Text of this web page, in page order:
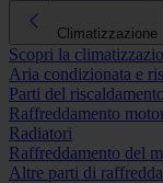
Climatizzazione
Scopri la
Aria condizionata e
Parti del riscaldamento
Raffreddamento
Radiatori
Raffreddamento del
Altre parti di